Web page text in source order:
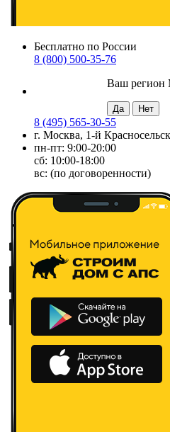
Бесплатно по России
8 (800) 500-35-76
Ваш регион
8 (495) 565-30-55
г. Москва, 1-й
пн-пт: 9:00-20:00
сб: 10:00-18:00
вс: (по договоренности)